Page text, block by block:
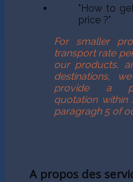
"How to
price ?"
For smaller
transport rate
our products,
destinations,
provide a
quotation within
paragragh 5 of
A propos des